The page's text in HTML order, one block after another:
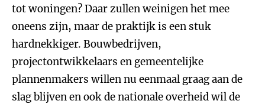
tot woningen? Daar zullen weinigen het mee
oneens zijn, maar de praktijk is een stuk
hardnekkiger. Bouwbedrijven,
projectontwikkelaars en gemeentelijke
plannenmakers willen nu eenmaal graag aan de
slag blijven en ook de nationale overheid wil de